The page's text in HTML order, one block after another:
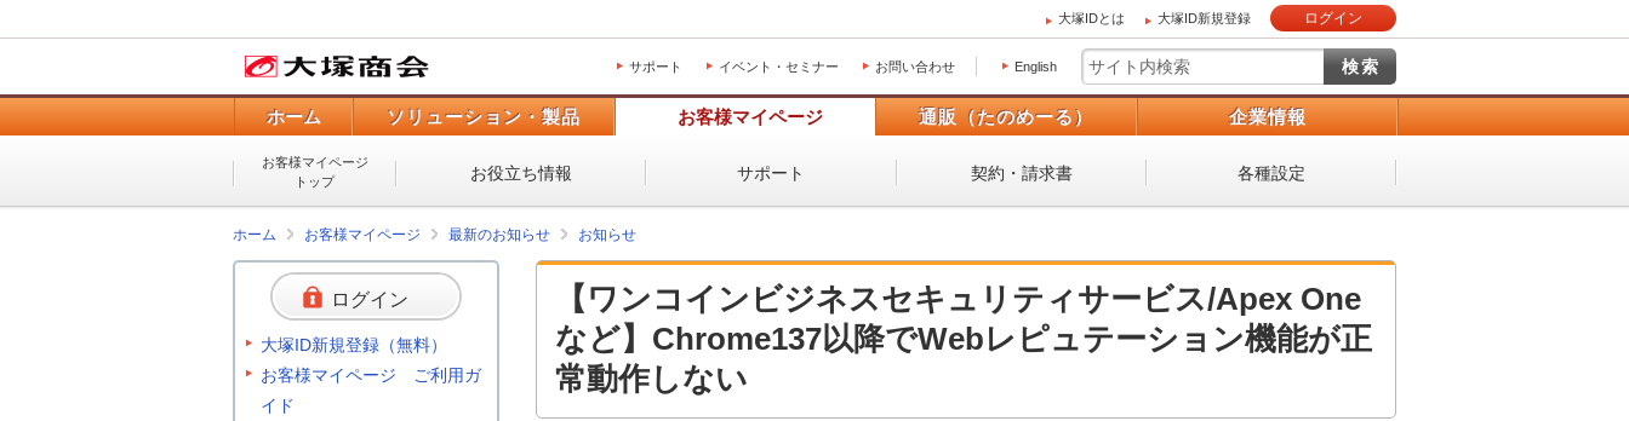
大塚IDとは 大塚ID新規登録 ログイン
サポート イベント・セミナー お問い合わせ English
ホーム ソリューション・製品 お客様マイページ 通販（たのめーる） 企業情報
お客様マイページ
トップ
お役立ち情報 サポート 契約・請求書 各種設定
ホーム お客様マイページ 最新のお知らせ お知らせ
【ワンコインビジネスセキュリティサービス/Apex One
など】Chrome137以降でWebレピュテーション機能が正
常動作しない
ログイン
大塚ID新規登録（無料）
お客様マイページ ご利用ガ
イド